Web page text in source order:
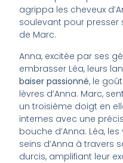
agrippa les cheveux
soulevant pour presser
de Marc.
Anna, excitée par ses
embrasser Léa, leurs
baiser passionné, le
lèvres d’Anna. Marc,
un troisième doigt en
internes avec une
bouche d’Anna. Léa,
seins d’Anna à travers
durcis, amplifiant leur